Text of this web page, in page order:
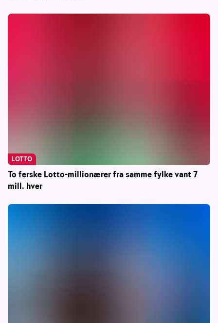
To ferske Lotto-millionærer fra samme fylke vant 7
mill. hver
LOTTO